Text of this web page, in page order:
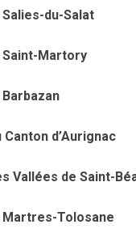
du-Salat
Martory
d’Aurignac
Vallées de Saint-
Tolosane